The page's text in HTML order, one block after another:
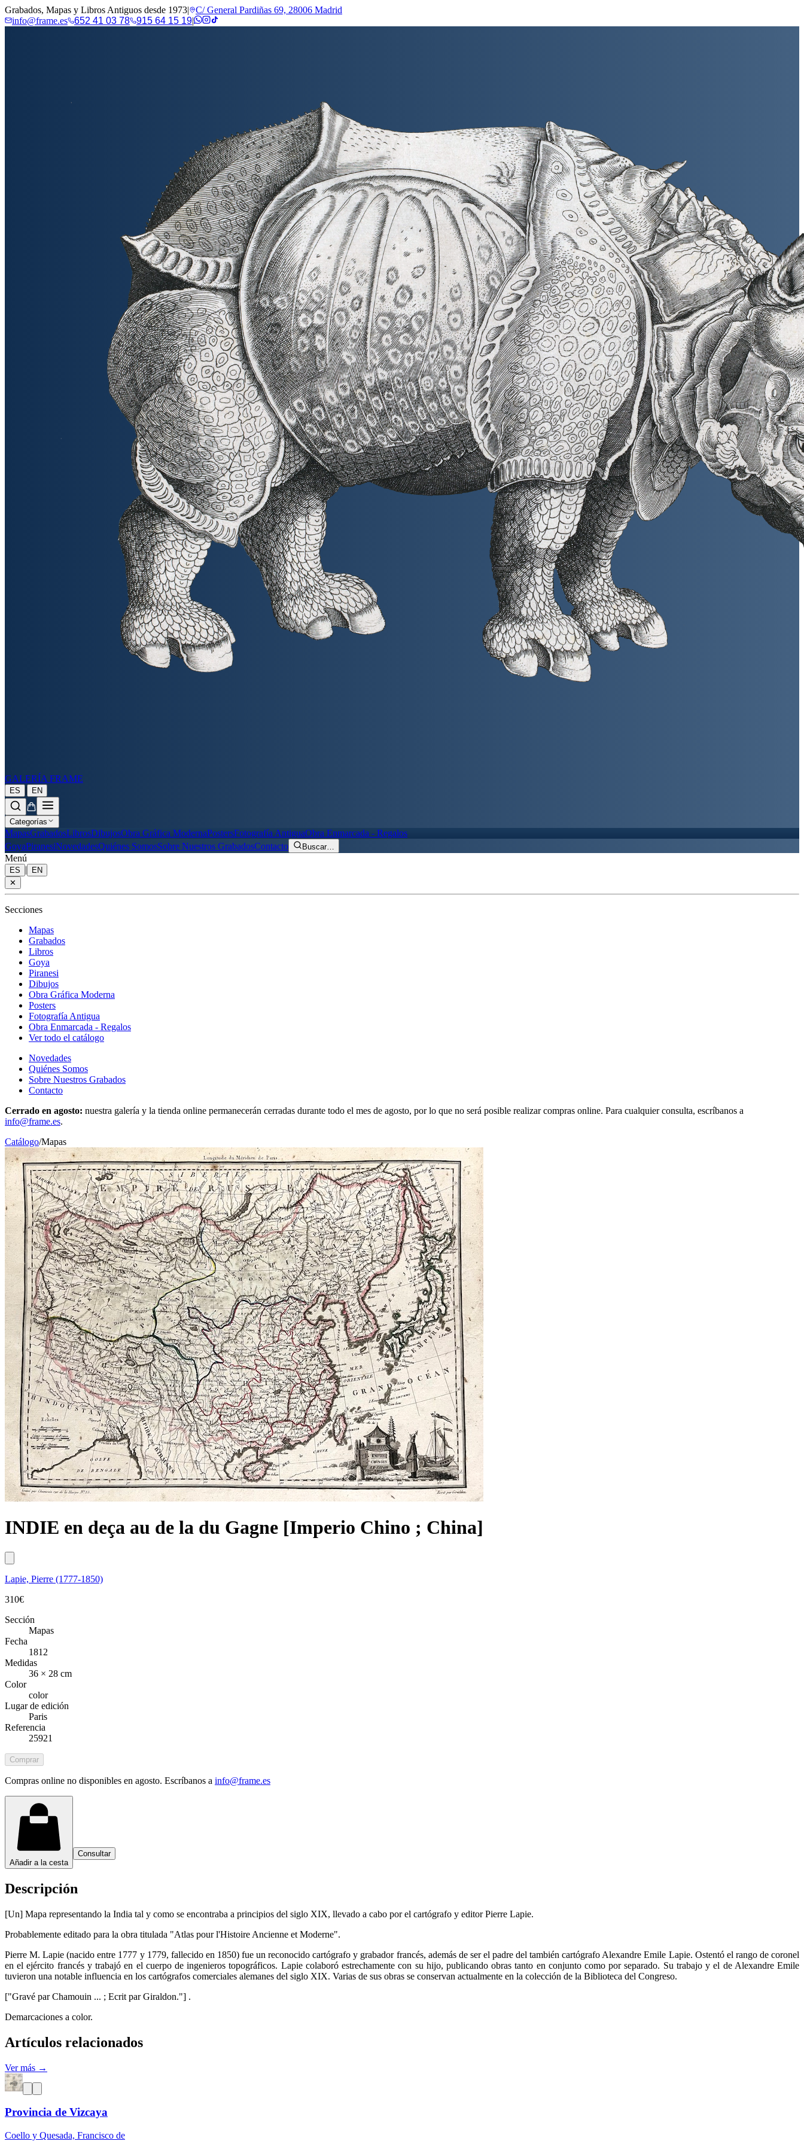
Grabados, Mapas y Libros Antiguos desde 1973|
C/ General Pardiñas 69, 28006 Madrid
info@frame.es
652 41 03 78 915 64 15 19|
GALERÍA FRAME
ES | EN
Categorías
MapasGrabadosLibrosDibujosObra Gráfica ModernaPostersFotografía AntiguaObra Enmarcada - Regalos
GoyaPiranesiNovedadesQuiénes SomosSobre Nuestros GrabadosContacto Buscar…
Menú
ES |
EN
✕
Secciones
Mapas
Grabados
Libros
Goya
Piranesi
Dibujos
Obra Gráfica Moderna
Posters
Fotografía Antigua
Obra Enmarcada - Regalos
Ver todo el catálogo
Novedades
Quiénes Somos
Sobre Nuestros Grabados
Contacto
Cerrado en agosto: nuestra galería y la tienda online permanecerán cerradas durante todo el mes de agosto, por lo que no será posible realizar compras online. Para cualquier consulta, escríbanos a
info@frame.es.
Catálogo/Mapas
INDIE en deça au de la du Gagne [Imperio Chino ; China]
Lapie, Pierre (1777-1850)
310€
Sección
Mapas
Fecha
1812
Medidas
36 × 28 cm
Color
color
Lugar de edición
Paris
Referencia
25921
Comprar
Compras online no disponibles en agosto. Escríbanos a info@frame.es
Añadir a la cesta
Consultar
Descripción
[Un] Mapa representando la India tal y como se encontraba a principios del siglo XIX, llevado a cabo por el cartógrafo y editor Pierre Lapie.
Probablemente editado para la obra titulada "Atlas pour l'Histoire Ancienne et Moderne".
Pierre M. Lapie (nacido entre 1777 y 1779, fallecido en 1850) fue un reconocido cartógrafo y grabador francés, además de ser el padre del también cartógrafo Alexandre Emile Lapie. Ostentó el rango de coronel
en el ejército francés y trabajó en el cuerpo de ingenieros topográficos. Lapie colaboró estrechamente con su hijo, publicando obras tanto en conjunto como por separado. Su trabajo y el de Alexandre Emile
tuvieron una notable influencia en los cartógrafos comerciales alemanes del siglo XIX. Varias de sus obras se conservan actualmente en la colección de la Biblioteca del Congreso.
["Gravé par Chamouin ... ; Ecrit par Giraldon."] .
Demarcaciones a color.
Artículos relacionados
Ver más →
Provincia de Vizcaya
Coello y Quesada, Francisco de